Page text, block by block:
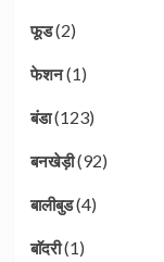
फूड(2)
फेशन(1)
बंडा(123)
बनखेड़ी(92)
बालीबुड(4)
बाॅदरी(1)